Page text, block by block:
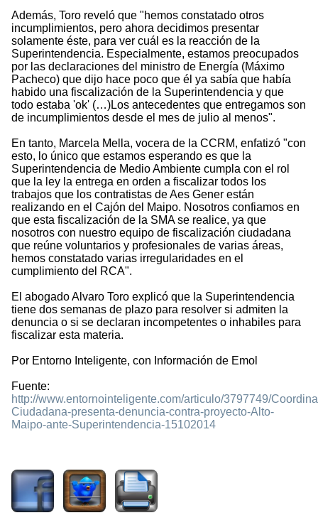
Además, Toro reveló que "hemos constatado otros
incumplimientos, pero ahora decidimos presentar
solamente éste, para ver cuál es la reacción de la
Superintendencia. Especialmente, estamos preocupados
por las declaraciones del ministro de Energía (Máximo
Pacheco) que dijo hace poco que él ya sabía que había
habido una fiscalización de la Superintendencia y que
todo estaba 'ok' (…)Los antecedentes que entregamos son
de incumplimientos desde el mes de julio al menos".
En tanto, Marcela Mella, vocera de la CCRM, enfatizó "con
esto, lo único que estamos esperando es que la
Superintendencia de Medio Ambiente cumpla con el rol
que la ley la entrega en orden a fiscalizar todos los
trabajos que los contratistas de Aes Gener están
realizando en el Cajón del Maipo. Nosotros confiamos en
que esta fiscalización de la SMA se realice, ya que
nosotros con nuestro equipo de fiscalización ciudadana
que reúne voluntarios y profesionales de varias áreas,
hemos constatado varias irregularidades en el
cumplimiento del RCA".
El abogado Alvaro Toro explicó que la Superintendencia
tiene dos semanas de plazo para resolver si admiten la
denuncia o si se declaran incompetentes o inhabiles para
fiscalizar esta materia.
Por Entorno Inteligente, con Información de Emol
Fuente:
http://www.entornointeligente.com/articulo/3797749/
Ciudadana-presenta-denuncia-contra-proyecto-Alto-
Maipo-ante-Superintendencia-15102014